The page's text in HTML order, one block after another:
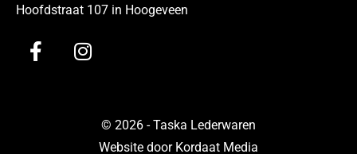
Hoofdstraat 107 in Hoogeveen
© 2026 - Taska Lederwaren
Website door Kordaat Media